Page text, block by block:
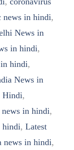
news in hindi,
News in
in hindi,
in hindi,
News in
Hindi,
news in hindi,
hindi, Latest
news in hindi,